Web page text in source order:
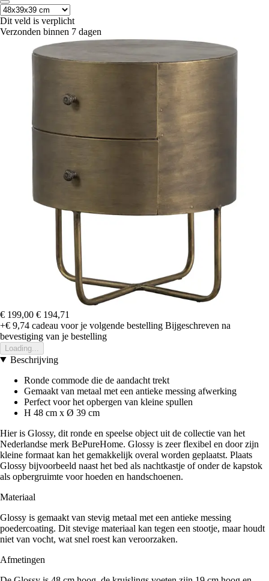
Dit veld is verplicht
Verzonden binnen 7 dagen
€ 199,00 € 194,71
+€ 9,74 cadeau voor je volgende bestelling Bijgeschreven na
bevestiging van je bestelling
Loading...
Beschrijving
Ronde commode die de aandacht trekt
Gemaakt van metaal met een antieke messing afwerking
Perfect voor het opbergen van kleine spullen
H 48 cm x Ø 39 cm
Hier is Glossy, dit ronde en speelse object uit de collectie van het
Nederlandse merk BePureHome. Glossy is zeer flexibel en door zijn
kleine formaat kan het gemakkelijk overal worden geplaatst. Plaats
Glossy bijvoorbeeld naast het bed als nachtkastje of onder de kapstok
als opbergruimte voor hoeden en handschoenen.
Materiaal
Glossy is gemaakt van stevig metaal met een antieke messing
poedercoating. Dit stevige materiaal kan tegen een stootje, maar houdt
niet van vocht, wat snel roest kan veroorzaken.
Afmetingen